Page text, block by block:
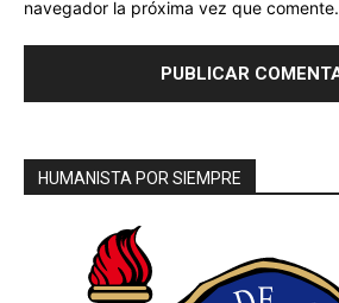
navegador la próxima vez que comente.
HUMANISTA POR SIEMPRE